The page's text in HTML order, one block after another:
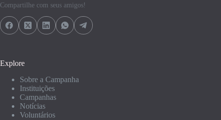
Compartilhe com seus amigos!
Explore
Sobre a Campanha
Instituições
Campanhas
Notícias
Voluntários